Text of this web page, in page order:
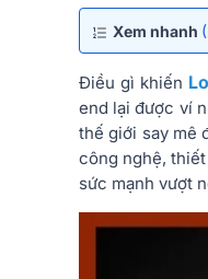
Xem nhanh
Điều gì khiến
end lại được ví
thế giới say mê
công nghệ,
sức mạnh vượt